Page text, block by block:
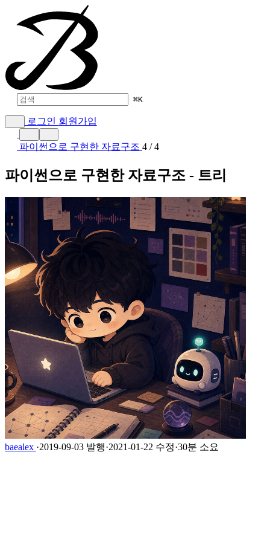
⌘K
로그인 회원가입
파이썬으로 구현한 자료구조 4 / 4
파이썬으로 구현한 자료구조 - 트리
baealex ·2019-09-03 발행·2021-01-22 수정·30분 소요